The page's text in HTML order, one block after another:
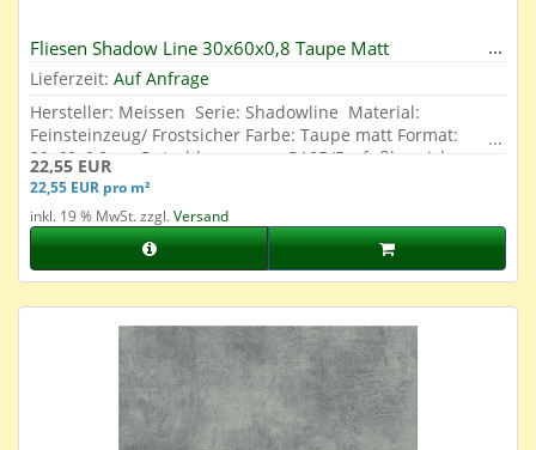
Fliesen Shadow Line 30x60x0,8 Taupe Matt
Lieferzeit: Auf Anfrage
Hersteller: Meissen Serie: Shadowline Material:
Feinsteinzeug/ Frostsicher Farbe: Taupe matt Format:
30x60x0,8 cm Rutschhemmung: R10B/Barfußbereich
geeignet Abrieb: 4 Oberfläche: Glasiert
22,55 EUR
22,55 EUR pro m²
inkl. 19 % MwSt. zzgl.Versand